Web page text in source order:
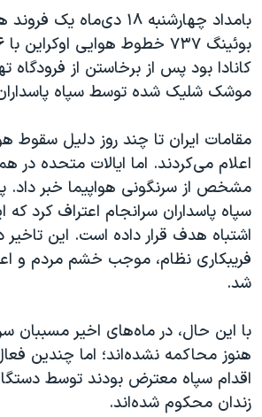
بامداد چهارشنبه ۱۸ دی‌ماه
کانادا بود پس از برخاستن از فرودگاه
موشک شلیک شده توسط سپاه
مقامات ایران تا چند روز دلیل سقوط
اعلام می‌کردند. اما ایالات متحده در
مشخص از سرنگونی هواپیما خبر داد.
سپاه پاسداران سرانجام اعتراف کرد که
اشتباه هدف قرار داده است. این
فریبکاری نظام، موجب خشم مردم و
شد.
با این حال، در ماه‌های اخیر مسببان
هنوز محاکمه نشده‌اند؛ اما چندین
اقدام سپاه معترض بودند توسط
زندان محکوم شده‌اند.